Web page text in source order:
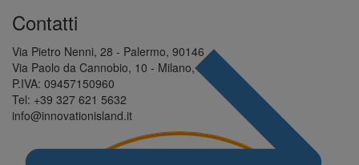
Contatti
Via Pietro Nenni, 28 - Palermo, 90146
Via Paolo da Cannobio, 10 - Milano, 20123
P.IVA: 09457150960
Tel: +39 327 621 5632
info@innovationisland.it